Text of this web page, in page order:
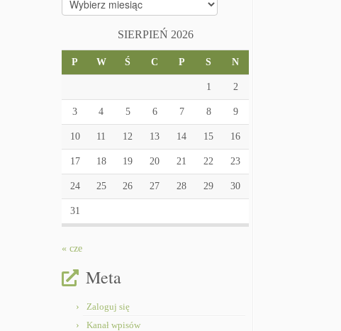
SIERPIEŃ 2026
P W Ś C P S N
1 2
3 4 5 6 7 8 9
10 11 12 13 14 15 16
17 18 19 20 21 22 23
24 25 26 27 28 29 30
31
« cze
Meta
Zaloguj się
Kanał wpisów